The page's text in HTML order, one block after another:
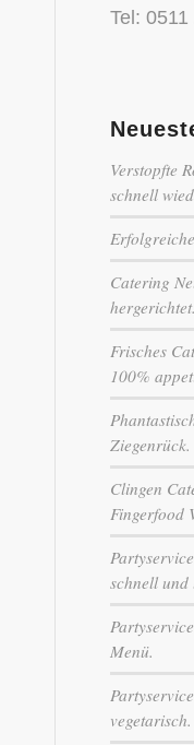
Tel:
Verstopfte
schnell
Catering
hergerichtet.
Frisches
100%
Ziegenrück.
Clingen
Fingerfood
schnell und
Menü.
vegetarisch.